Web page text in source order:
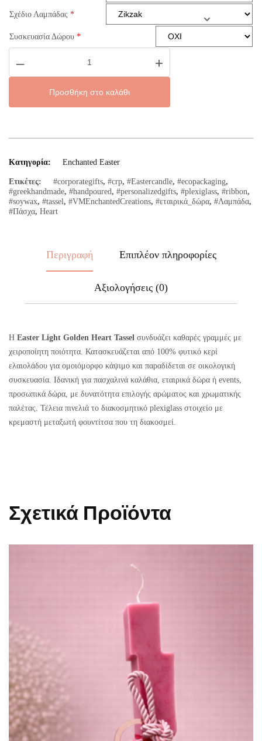
Σχέδιο Λαμπάδας *
Συσκευασία Δώρου *
–
Easter
Heart
+
Προσθήκη στο καλάθι
Κατηγορία: Enchanted Easter
Ετικέτες: #corporategifts, #crp, #Eastercandle, #ecopackaging,
#greekhandmade, #handpoured, #personalizedgifts, #plexiglass, #ribbon,
#soywax, #tassel, #VMEnchantedCreations, #εταιρικά_δώρα, #Λαμπάδα,
#Πάσχα, Heart
Περιγραφή Επιπλέον πληροφορίες
Αξιολογήσεις (0)
Η Easter Light Golden Heart Tassel συνδυάζει καθαρές γραμμές με
χειροποίητη ποιότητα. Κατασκευάζεται από 100% φυτικό κερί
ελαιολάδου για ομοιόμορφο κάψιμο και παραδίδεται σε οικολογική
συσκευασία. Ιδανική για πασχαλινά καλάθια, εταιρικά δώρα ή events,
προσωπικά δώρα, με δυνατότητα επιλογής αρώματος και χρωματικής
παλέτας. Τέλεια πινελιά το διακοσμητικό plexiglass στοιχείο με
κρεμαστή μεταξωτή φουντίτσα που τη διακοσμεί.
Σχετικά Προϊόντα